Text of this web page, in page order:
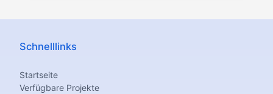
Schnelllinks
Startseite
Verfügbare Projekte